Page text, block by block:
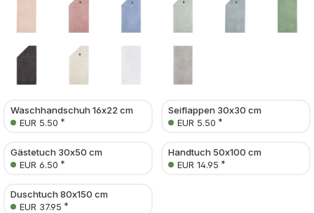
Waschhandschuh 16x22 cm
EUR 5.50 *
Seiflappen 30x30 cm
EUR 5.50 *
Gästetuch 30x50 cm
EUR 6.50 *
Handtuch 50x100 cm
EUR 14.95 *
Duschtuch 80x150 cm
EUR 37.95 *